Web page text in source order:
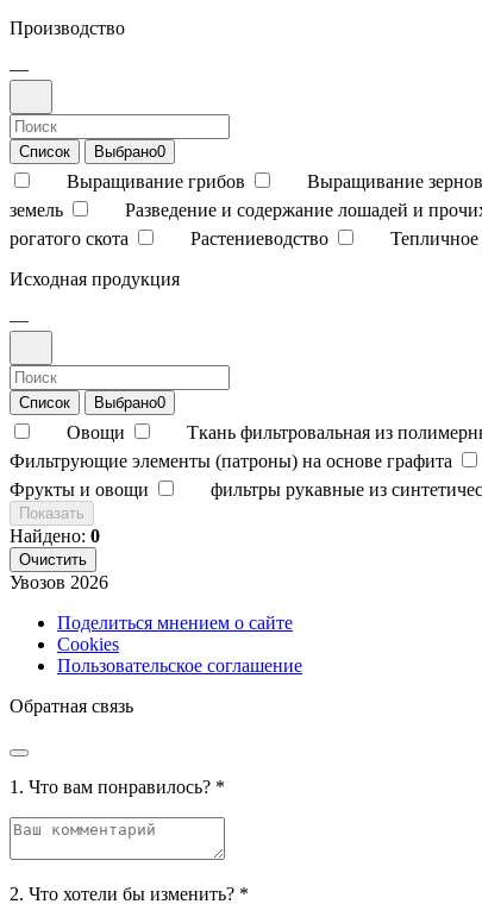
Производство
—
Список Выбрано0
Выращивание грибов Выращивание
земель
Разведение и содержание лошадей и
рогатого скота
Растениеводство Тепличное
Исходная продукция
—
Список Выбрано0
Овощи Ткань фильтровальная из
Фильтрующие элементы (патроны) на основе графита
Фрукты и овощи
фильтры рукавные из
Показать
Найдено: 0
Очистить
Увозов 2026
Поделиться мнением о сайте
Cookies
Пользовательское соглашение
Обратная связь
1. Что вам понравилось? *
2. Что хотели бы изменить? *